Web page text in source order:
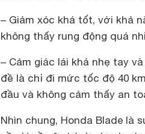
– Giảm xóc khá tốt, với khả
không thấy rung động quá
– Cảm giác lái khá nhẹ tay
đề là chỉ đi mức tốc độ 40
đầu và không cảm thấy an
Nhìn chung, Honda Blade là